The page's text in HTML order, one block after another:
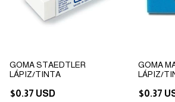
GOMA STAEDTLER
LÁPIZ/TINTA
$0.37 USD
GOMA
LÁPIZ/
$0.37